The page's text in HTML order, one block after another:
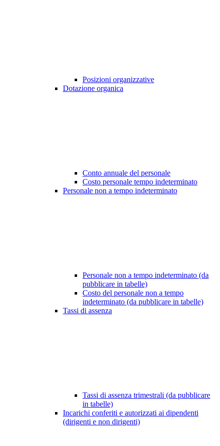
Posizioni organizzative
Dotazione organica
Conto annuale del personale
Costo personale tempo indeterminato
Personale non a tempo indeterminato
Personale non a tempo indeterminato (da
pubblicare in tabelle)
Costo del personale non a tempo
indeterminato (da pubblicare in tabelle)
Tassi di assenza
Tassi di assenza trimestrali (da pubblicare
in tabelle)
Incarichi conferiti e autorizzati ai dipendenti
(dirigenti e non dirigenti)